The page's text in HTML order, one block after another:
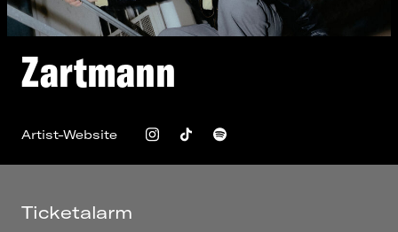
Zartmann
Artist-Website
Ticketalarm